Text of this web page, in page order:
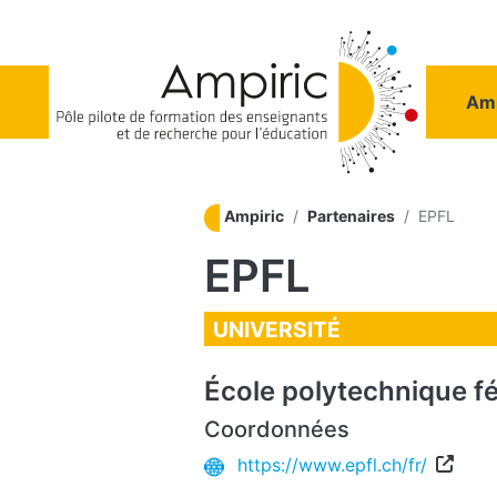
Ampiric Partenaires EPFL
EPFL
UNIVERSITÉ
École polytechnique
Coordonnées
https://www.epfl.ch/fr/